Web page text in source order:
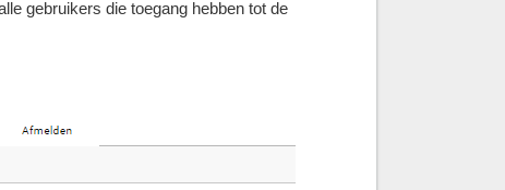
gebruikers die toegang hebben tot de